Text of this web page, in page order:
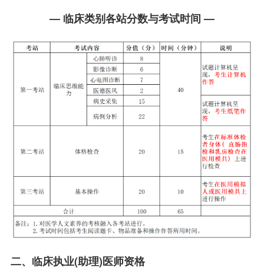
— 临床类别各站分数与考试时间 —
二、临床执业(助理)医师资格